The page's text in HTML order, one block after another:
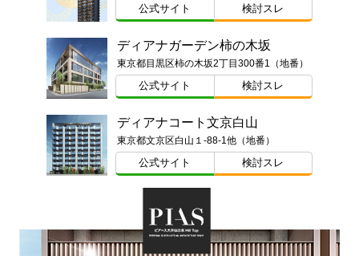
公式サイト 検討スレ
ディアナガーデン柿の木坂
東京都目黒区柿の木坂2丁目300番1（地番）
公式サイト 検討スレ
ディアナコート文京白山
東京都文京区白山１-88-1他（地番）
公式サイト 検討スレ